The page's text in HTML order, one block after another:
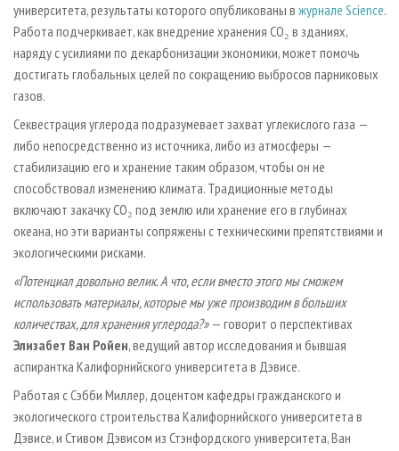
ИНСТРУМЕНТ И МАТЕРИАЛЫ
ГАЗЕТА ЛЕСПРОМФОРУМ
БИБЛИОТЕКА СПЕЦИАЛИСТА
университета, результаты которого опубликованы в журнале Science.
Работа подчеркивает, как внедрение хранения CO₂ в зданиях,
наряду с усилиями по декарбонизации экономики, может помочь
достигать глобальных целей по сокращению выбросов парниковых
газов.
Секвестрация углерода подразумевает захват углекислого газа —
либо непосредственно из источника, либо из атмосферы —
стабилизацию его и хранение таким образом, чтобы он не
способствовал изменению климата. Традиционные методы
включают закачку CO₂ под землю или хранение его в глубинах
океана, но эти варианты сопряжены с техническими препятствиями и
экологическими рисками.
«Потенциал довольно велик. А что, если вместо этого мы сможем
использовать материалы, которые мы уже производим в больших
количествах, для хранения углерода?»— говорит о перспективах
Элизабет Ван Ройен, ведущий автор исследования и бывшая
аспирантка Калифорнийского университета в Дэвисе.
Работая с Сэбби Миллер, доцентом кафедры гражданского и
экологического строительства Калифорнийского университета в
Дэвисе, и Стивом Дэвисом из Стэнфордского университета, Ван